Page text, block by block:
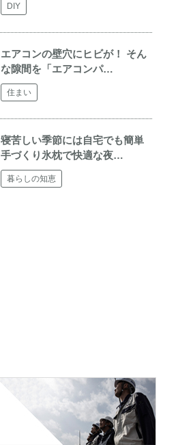
DIY
エアコンの壁穴にヒビが！ そん
な隙間を「エアコンパ…
住まい
寝苦しい季節には自宅でも簡単
手づくり氷枕で快適な夜…
暮らしの知恵